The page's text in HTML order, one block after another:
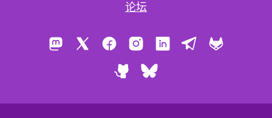
论坛
Mastodon FacebookInstagramLinkedInTelegram
GitHubBluesky